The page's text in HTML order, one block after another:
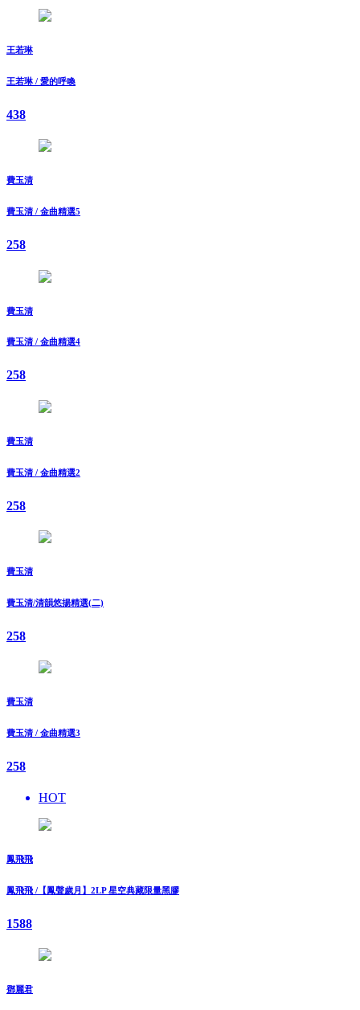
王若琳
王若琳 / 愛的呼喚
438
費玉清
費玉清 / 金曲精選5
258
費玉清
費玉清 / 金曲精選4
258
費玉清
費玉清 / 金曲精選2
258
費玉清
費玉清/清韻悠揚精選(二)
258
費玉清
費玉清 / 金曲精選3
258
HOT
鳳飛飛
鳳飛飛 /【鳳聲歲月】2LP 星空典藏限量黑膠
1588
鄧麗君